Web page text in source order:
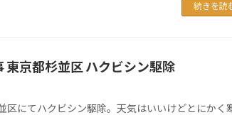
続きを読
東京都杉並区 ハクビシン駆除
区にてハクビシン駆除。天気はいいけどとにかく